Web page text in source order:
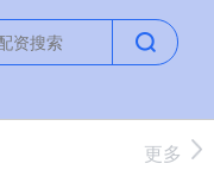
更多